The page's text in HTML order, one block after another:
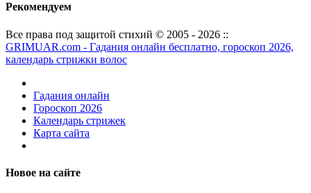
Рекомендуем
Все права под защитой стихий © 2005 - 2026 ::
GRIMUAR.com - Гадания онлайн бесплатно, гороскоп 2026,
календарь стрижки волос
Гадания онлайн
Гороскоп 2026
Календарь стрижек
Карта сайта
Новое на сайте